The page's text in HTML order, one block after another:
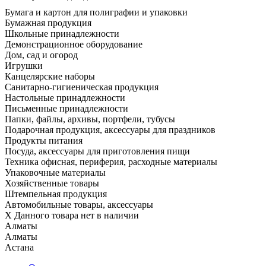
Бумага и картон для полиграфии и упаковки
Бумажная продукция
Школьные принадлежности
Демонстрационное оборудование
Дом, сад и огород
Игрушки
Канцелярские наборы
Санитарно-гигиеническая продукция
Настольные принадлежности
Письменные принадлежности
Папки, файлы, архивы, портфели, тубусы
Подарочная продукция, аксессуары для праздников
Продукты питания
Посуда, аксессуары для приготовления пищи
Техника офисная, периферия, расходные материалы
Упаковочные материалы
Хозяйственные товары
Штемпельная продукция
Автомобильные товары, аксессуары
X Данного товара нет в наличии
Алматы
Алматы
Астана